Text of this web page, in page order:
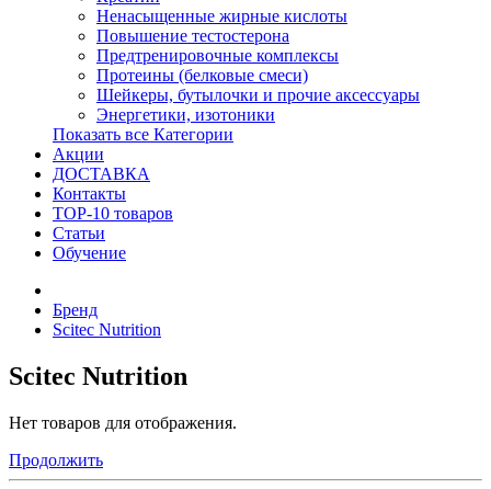
Ненасыщенные жирные кислоты
Повышение тестостерона
Предтренировочные комплексы
Протеины (белковые смеси)
Шейкеры, бутылочки и прочие аксессуары
Энергетики, изотоники
Показать все Категории
Акции
ДОСТАВКА
Контакты
TOP-10 товаров
Статьи
Обучение
Бренд
Scitec Nutrition
Scitec Nutrition
Нет товаров для отображения.
Продолжить